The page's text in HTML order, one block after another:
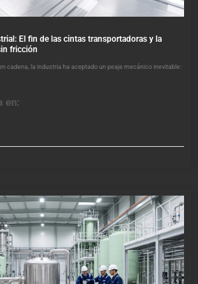
El fin de las cintas transportadoras y la
fricción
cadena, la industria ha aceptado un peaje mecánico inevitable:
en: